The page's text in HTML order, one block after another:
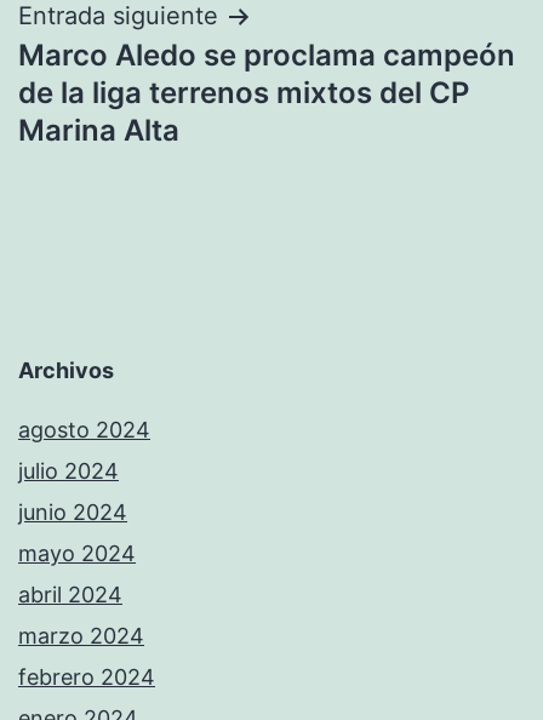
Entrada siguiente
Marco Aledo se proclama campeón
de la liga terrenos mixtos del CP
Marina Alta
Archivos
agosto 2024
julio 2024
junio 2024
mayo 2024
abril 2024
marzo 2024
febrero 2024